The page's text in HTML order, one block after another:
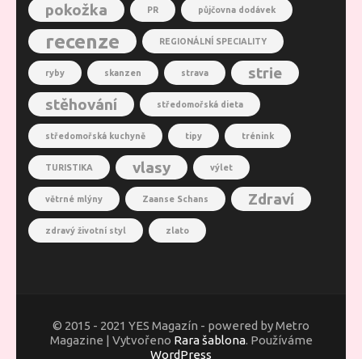
pokožka PR půjčovna dodávek
recenze REGIONÁLNÍ SPECIALITY
ryby skanzen strava
strie
stěhování
středomořská dieta
středomořská kuchyně tipy trénink
TURISTIKA vlasy výlet
větrné mlýny Zaanse Schans Zdraví
zdravý životní styl zlato
© 2015 - 2021 YES Magazín - powered by Metro
Magazine | Vytvořeno Rara šablona. Používáme
WordPress